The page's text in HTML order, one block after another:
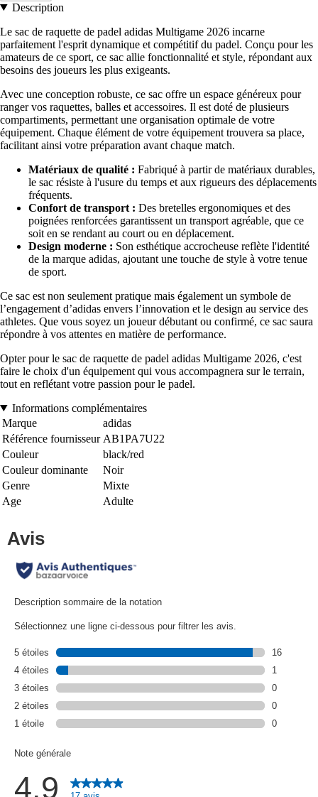
Description
Le sac de raquette de padel adidas Multigame 2026 incarne
parfaitement l'esprit dynamique et compétitif du padel. Conçu pour les
amateurs de ce sport, ce sac allie fonctionnalité et style, répondant aux
besoins des joueurs les plus exigeants.
Avec une conception robuste, ce sac offre un espace généreux pour
ranger vos raquettes, balles et accessoires. Il est doté de plusieurs
compartiments, permettant une organisation optimale de votre
équipement. Chaque élément de votre équipement trouvera sa place,
facilitant ainsi votre préparation avant chaque match.
Matériaux de qualité : Fabriqué à partir de matériaux durables,
le sac résiste à l'usure du temps et aux rigueurs des déplacements
fréquents.
Confort de transport : Des bretelles ergonomiques et des
poignées renforcées garantissent un transport agréable, que ce
soit en se rendant au court ou en déplacement.
Design moderne : Son esthétique accrocheuse reflète l'identité
de la marque adidas, ajoutant une touche de style à votre tenue
de sport.
Ce sac est non seulement pratique mais également un symbole de
l’engagement d’adidas envers l’innovation et le design au service des
athletes. Que vous soyez un joueur débutant ou confirmé, ce sac saura
répondre à vos attentes en matière de performance.
Opter pour le sac de raquette de padel adidas Multigame 2026, c'est
faire le choix d'un équipement qui vous accompagnera sur le terrain,
tout en reflétant votre passion pour le padel.
Informations complémentaires
Marque
adidas
Référence fournisseur AB1PA7U22
Couleur
black/red
Couleur dominante
Noir
Genre
Mixte
Age
Adulte